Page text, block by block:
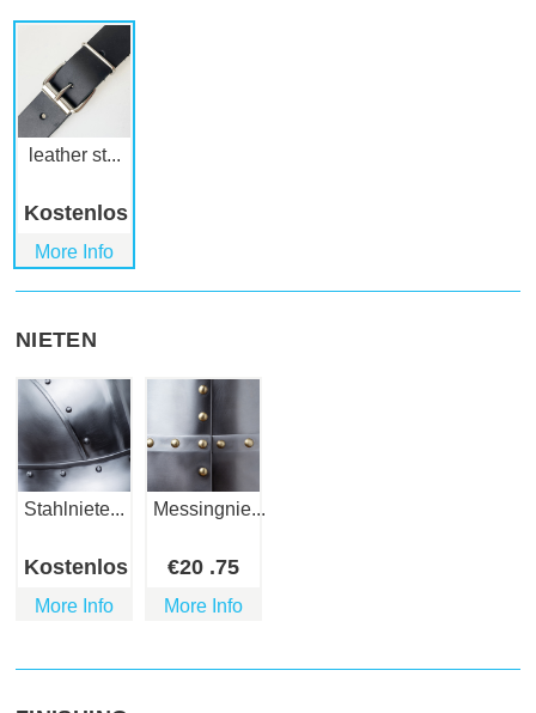
leather st...
Kostenlos
More Info
NIETEN
Stahlniete...
Kostenlos
More Info
Messingnie...
€20 .75
More Info